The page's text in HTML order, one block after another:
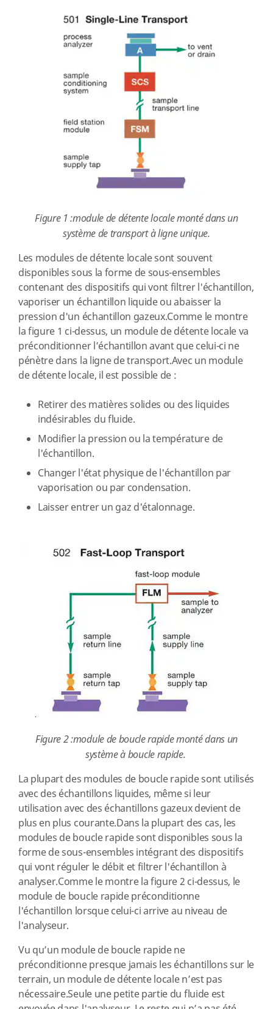
Figure 1 :module de détente locale monté dans un
système de transport à ligne unique.
Les modules de détente locale sont souvent
disponibles sous la forme de sous-ensembles
contenant des dispositifs qui vont filtrer l'échantillon,
vaporiser un échantillon liquide ou abaisser la
pression d'un échantillon gazeux.Comme le montre
la figure 1 ci-dessus, un module de détente locale va
préconditionner l’échantillon avant que celui-ci ne
pénètre dans la ligne de transport.Avec un module
de détente locale, il est possible de :
Retirer des matières solides ou des liquides
indésirables du fluide.
Modifier la pression ou la température de
l'échantillon.
Changer l'état physique de l'échantillon par
vaporisation ou par condensation.
Laisser entrer un gaz d'étalonnage.
Figure 2 :module de boucle rapide monté dans un
système à boucle rapide.
La plupart des modules de boucle rapide sont utilisés
avec des échantillons liquides, même si leur
utilisation avec des échantillons gazeux devient de
plus en plus courante.Dans la plupart des cas, les
modules de boucle rapide sont disponibles sous la
forme de sous-ensembles intégrant des dispositifs
qui vont réguler le débit et filtrer l'échantillon à
analyser.Comme le montre la figure 2 ci-dessus, le
module de boucle rapide préconditionne
l'échantillon lorsque celui-ci arrive au niveau de
l'analyseur.
Vu qu’un module de boucle rapide ne
préconditionne presque jamais les échantillons sur le
terrain, un module de détente locale n’est pas
nécessaire.Seule une petite partie du fluide est